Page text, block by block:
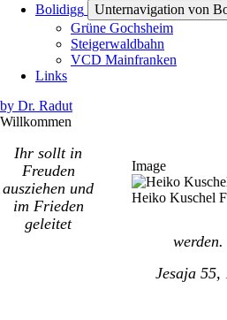
Bolidigg
Unternavigation von
Grüne Gochsheim
Steigerwaldbahn
VCD Mainfranken
Links
by Dr. Radut
Willkommen
Image
Heiko Kuschel
Ihr sollt in
Freuden
ausziehen und
im Frieden
geleitet
werden.
Jesaja 55,